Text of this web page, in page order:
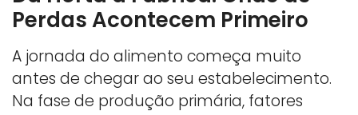
Perdas Acontecem Primeiro
A jornada do alimento começa muito
antes de chegar ao seu estabelecimento.
Na fase de produção primária, fatores